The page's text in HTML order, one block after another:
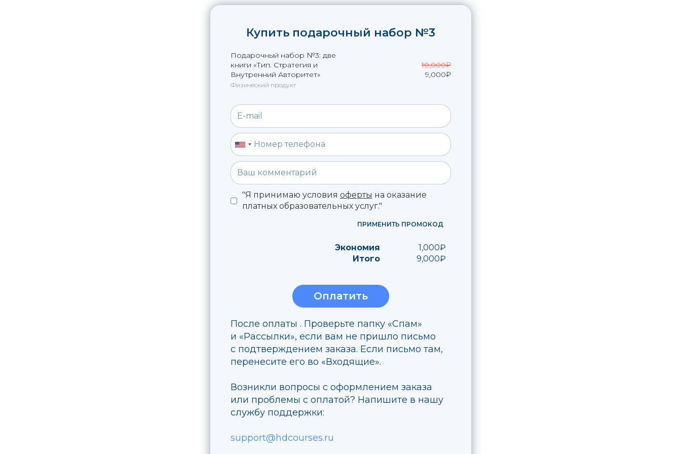
Купить подарочный набор №3
Подарочный набор №3: две
книги «Тип. Стратегия и
Внутренний Авторитет»
Физический продукт
10,000₽
9,000₽
"Я принимаю условия оферты на оказание
платных образовательных услуг."
ПРИМЕНИТЬ ПРОМОКОД
Экономия
1,000₽
Итого
9,000₽
Оплатить
После оплаты . Проверьте папку «Спам»
и «Рассылки», если вам не пришло письмо
с подтверждением заказа. Если письмо там,
перенесите его во «Входящие».
Возникли вопросы с оформлением заказа
или проблемы с оплатой? Напишите в нашу
службу поддержки:
support@hdcourses.ru